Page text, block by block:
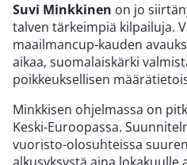
Suvi Minkkinen on jo
talven tärkeimpiä kilpailuja.
maailmancup-kauden
aikaa, suomalaiskärki
poikkeuksellisen
Minkkisen ohjelmassa on
Keski-Euroopassa.
vuoristo-olosuhteissa